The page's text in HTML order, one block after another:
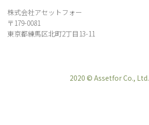
株式会社アセットフォー
〒179-0081
東京都練馬区北町2丁目13-11
2020 © Assetfor Co., Ltd.